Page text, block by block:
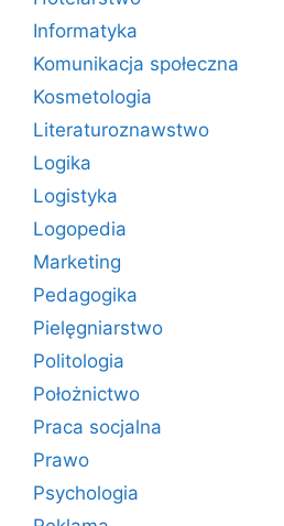
Informatyka
Komunikacja społeczna
Kosmetologia
Literaturoznawstwo
Logika
Logistyka
Logopedia
Marketing
Pedagogika
Pielęgniarstwo
Politologia
Położnictwo
Praca socjalna
Prawo
Psychologia